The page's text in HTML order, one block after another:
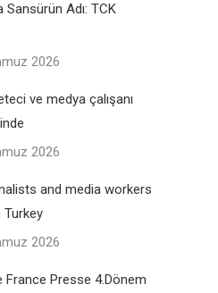
Sansürün Adı: TCK
2026
ve medya çalışanı
2026
and media workers
Turkey
2026
France Presse 4.Dönem